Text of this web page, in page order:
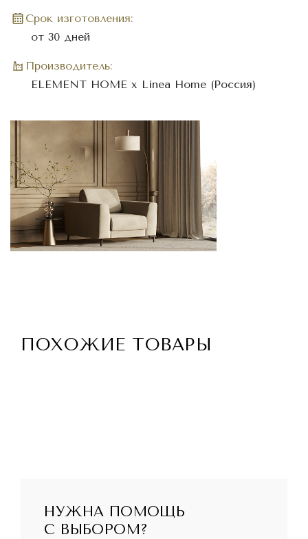
Cрок изготовления:
от 30 дней
Производитель:
ELEMENT HOME x Linea Home (Россия)
ПОХОЖИЕ ТОВАРЫ
НУЖНА ПОМОЩЬ
С ВЫБОРОМ?